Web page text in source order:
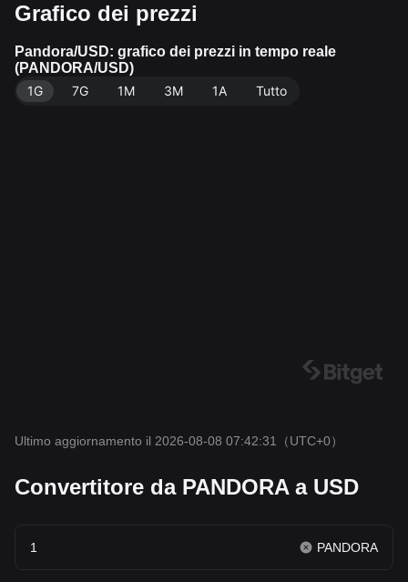
Grafico dei prezzi
Pandora/USD: grafico dei prezzi in tempo reale
(PANDORA/USD)
1G
7G 1M 3M 1A Tutto
Ultimo aggiornamento il 2026-08-08 07:42:31 （UTC+0）
Convertitore da PANDORA a USD
PANDORA